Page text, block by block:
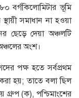
বর্গকিলোমিটার ভূমি
সমাধান না হওয়া
ছেড়ে দেয়া অঞ্চলটি
অংশ।
পক্ষ হতে সর্বপ্রথম
হয়; তাতে বলা ছিল
গ্রুপ (ক), পশ্চিমাংশের